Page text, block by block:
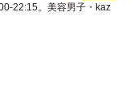
22:15。美容男子・kaz